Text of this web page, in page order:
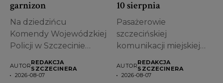
garnizon
Na dziedzińcu
Komendy Wojewódzkiej
Policji w Szczecinie
ślubowanie nowych...
AUTORREDAKCJA
SZCZECINERA
2026-08-07
10 sierpnia
Pasażerowie
szczecińskiej
komunikacji miejskiej
na kolejne zmiany. Od
AUTORREDAKCJA
SZCZECINERA
2026-08-07